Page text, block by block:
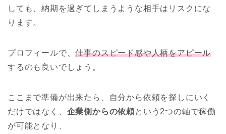
しても、納期を過ぎてしまうような相手はリスクにな
ります。
プロフィールで、仕事のスピード感や人柄をアピール
するのも良いでしょう。
ここまで準備が出来たら、自分から依頼を探しにいく
だけではなく、 企業側からの依頼という2つの軸で稼働
が可能となり、